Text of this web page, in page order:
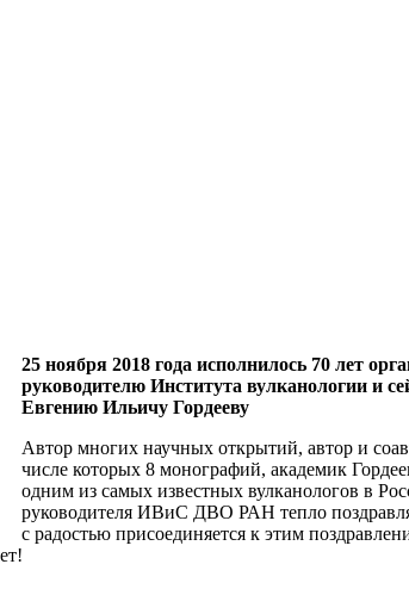
25 ноября 2018 года исполнилось 70 лет
руководителю Института вулканологии и
Евгению Ильичу Гордееву
Автор многих научных открытий, автор и
числе которых 8 монографий, академик
одним из самых известных вулканологов в
руководителя ИВиС ДВО РАН тепло
с радостью присоединяется к этим